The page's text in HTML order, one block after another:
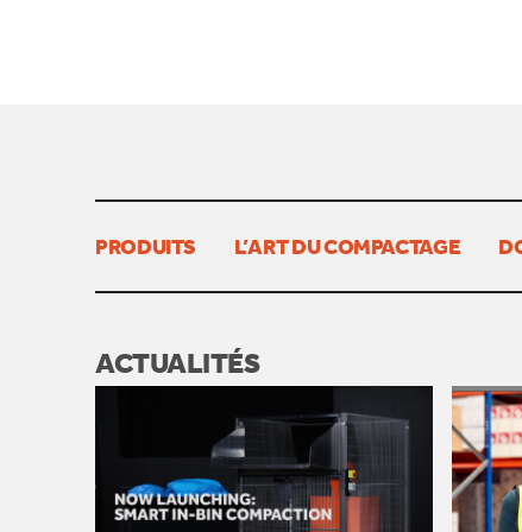
PRODUITS L’ART DU COMPACTAGE
ACTUALITÉS